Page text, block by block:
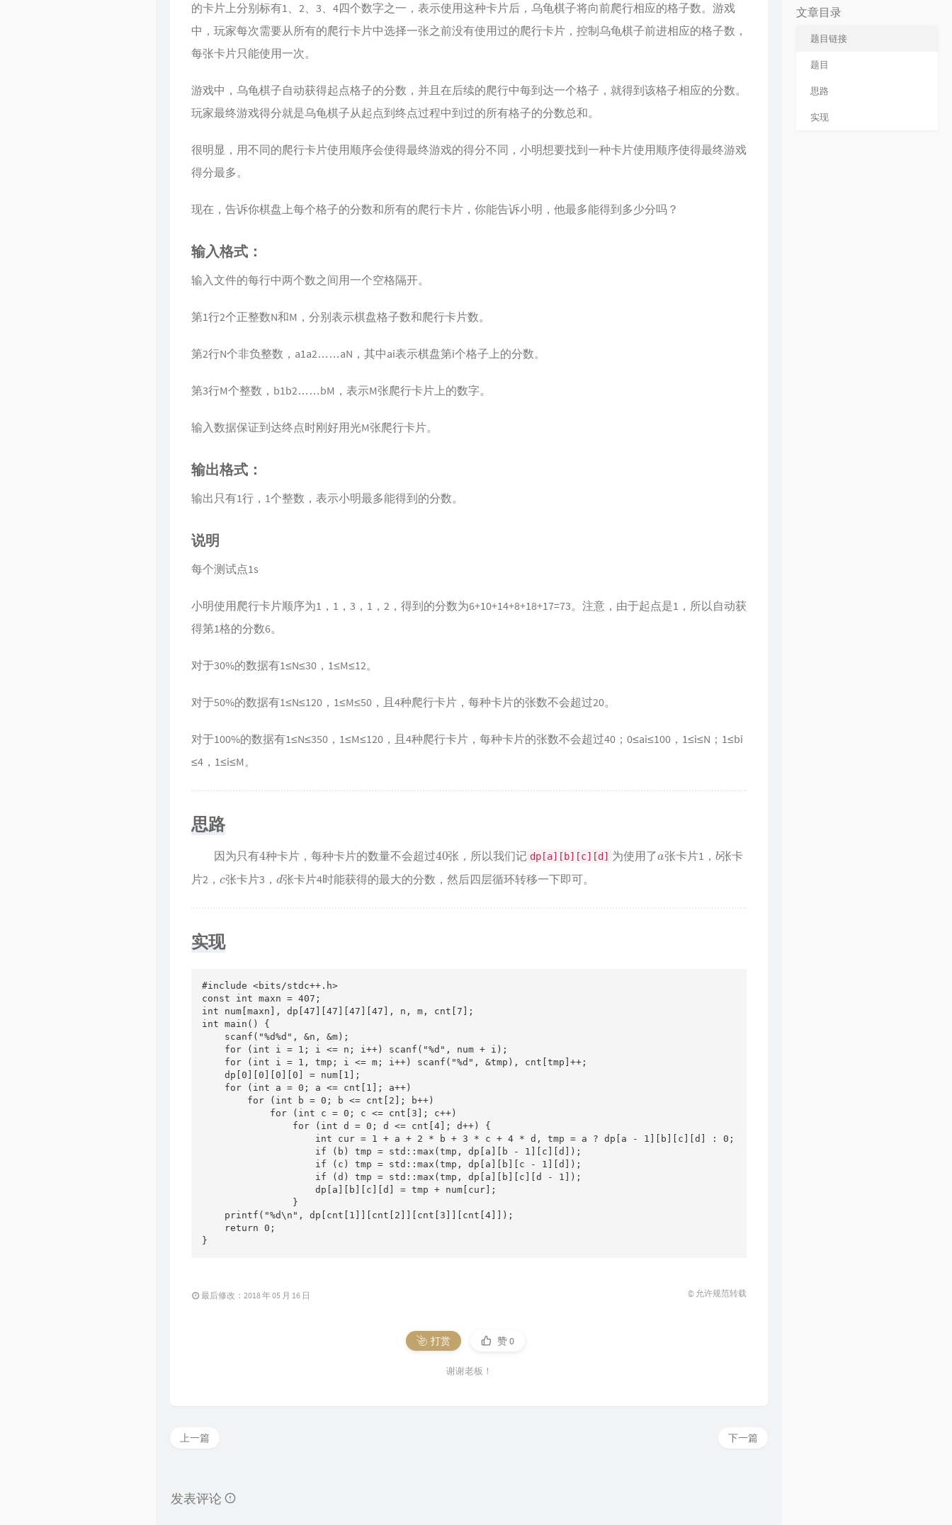
的卡片上分别标有1、2、3、4四个数字之一，表示使用这种卡片后，乌龟棋子将向前爬行相应的格子数。游戏
中，玩家每次需要从所有的爬行卡片中选择一张之前没有使用过的爬行卡片，控制乌龟棋子前进相应的格子数，
每张卡片只能使用一次。
游戏中，乌龟棋子自动获得起点格子的分数，并且在后续的爬行中每到达一个格子，就得到该格子相应的分数。
玩家最终游戏得分就是乌龟棋子从起点到终点过程中到过的所有格子的分数总和。
很明显，用不同的爬行卡片使用顺序会使得最终游戏的得分不同，小明想要找到一种卡片使用顺序使得最终游戏
得分最多。
现在，告诉你棋盘上每个格子的分数和所有的爬行卡片，你能告诉小明，他最多能得到多少分吗？
输入格式：
输入文件的每行中两个数之间用一个空格隔开。
第1行2个正整数N和M，分别表示棋盘格子数和爬行卡片数。
第2行N个非负整数，a1a2……aN，其中ai表示棋盘第i个格子上的分数。
第3行M个整数，b1b2……bM，表示M张爬行卡片上的数字。
输入数据保证到达终点时刚好用光M张爬行卡片。
输出格式：
输出只有1行，1个整数，表示小明最多能得到的分数。
说明
每个测试点1s
小明使用爬行卡片顺序为1，1，3，1，2，得到的分数为6+10+14+8+18+17=73。注意，由于起点是1，所以自动获
得第1格的分数6。
对于30%的数据有1≤N≤30，1≤M≤12。
对于50%的数据有1≤N≤120，1≤M≤50，且4种爬行卡片，每种卡片的张数不会超过20。
对于100%的数据有1≤N≤350，1≤M≤120，且4种爬行卡片，每种卡片的张数不会超过40；0≤ai≤100，1≤i≤N；1≤bi
≤4，1≤i≤M。
思路
因为只有 4种卡片，每种卡片的数量不会超过 40 张，所以我们记 dp[a][b][c][d] 为使用了 张卡片1， b张卡
片2，
张卡片3， d张卡片4时能获得的最大的分数，然后四层循环转移一下即可。
实现
#include <bits/stdc++.h>
const int maxn = 407;
int num[maxn], dp[47][47][47][47], n, m, cnt[7];
int main() {
    scanf("%d%d", &n, &m);
    for (int i = 1; i <= n; i++) scanf("%d", num + i);
    for (int i = 1, tmp; i <= m; i++) scanf("%d", &tmp), cnt[tmp]++;
    dp[0][0][0][0] = num[1];
    for (int a = 0; a <= cnt[1]; a++)
        for (int b = 0; b <= cnt[2]; b++)
            for (int c = 0; c <= cnt[3]; c++)
                for (int d = 0; d <= cnt[4]; d++) {
                    int cur = 1 + a + 2 * b + 3 * c + 4 * d, tmp = a ? dp[a - 1][b][c][d] : 0;
                    if (b) tmp = std::max(tmp, dp[a][b - 1][c][d]);
                    if (c) tmp = std::max(tmp, dp[a][b][c - 1][d]);
                    if (d) tmp = std::max(tmp, dp[a][b][c][d - 1]);
                    dp[a][b][c][d] = tmp + num[cur];
                }
    printf("%d\n", dp[cnt[1]][cnt[2]][cnt[3]][cnt[4]]);
    return 0;
}
最后修改：2018 年 05 月 16 日 © 允许规范转载
打赏 赞0
谢谢老板！
下一篇
上一篇
发表评论
文章目录
题目链接
题目
思路
实现